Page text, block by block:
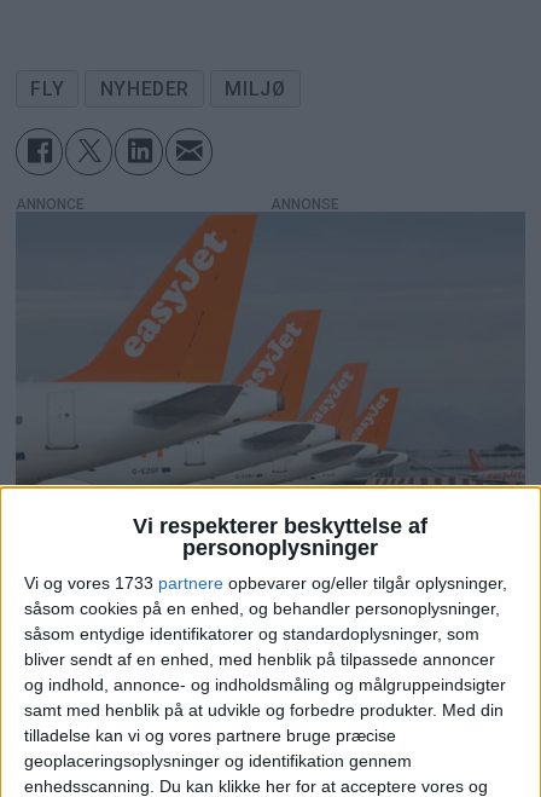
Vi respekterer beskyttelse af
personoplysninger
Vi og vores 1733 partnere opbevarer og/eller tilgår oplysninger,
såsom cookies på en enhed, og behandler personoplysninger,
såsom entydige identifikatorer og standardoplysninger, som
bliver sendt af en enhed, med henblik på tilpassede annoncer
og indhold, annonce- og indholdsmåling og målgruppeindsigter
samt med henblik på at udvikle og forbedre produkter. Med din
tilladelse kan vi og vores partnere bruge præcise
geoplaceringsoplysninger og identifikation gennem
enhedsscanning. Du kan klikke her for at acceptere vores og
FLY NYHEDER MILJØ
ANNONCE
Apollo køber
Easyjet efter
budkamp